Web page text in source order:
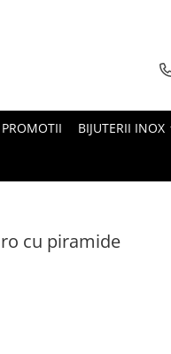
PROMOTII BIJUTERII INOX
cu piramide